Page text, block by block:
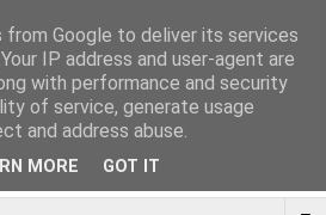
from Google to deliver its services
IP address and user-agent are
with performance and security
of service, generate usage
and address abuse.
MORE GOT IT